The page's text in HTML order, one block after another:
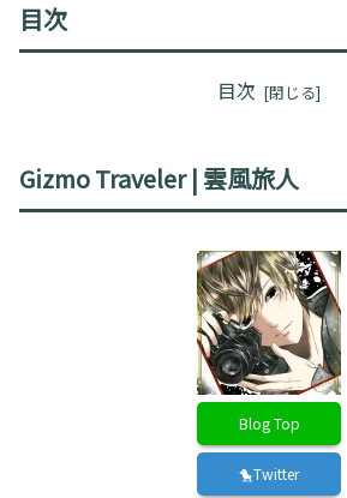
目次
目次
Gizmo Traveler | 雲風旅人
Blog Top
🐤Twitter